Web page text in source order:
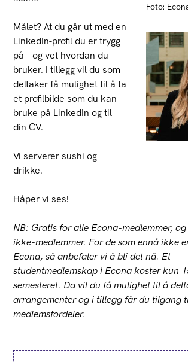
Foto:
Målet? At du går ut med en
LinkedIn-profil du er trygg
på – og vet hvordan du
bruker. I tillegg vil du som
deltaker få mulighet til å ta
et profilbilde som du kan
bruke på LinkedIn og til
din CV.
Vi serverer sushi og
drikke.
Håper vi ses!
NB: Gratis for alle Econa-medlemmer,
ikke-medlemmer. For de som ennå ikke
Econa, så anbefaler vi å bli det nå. Et
studentmedlemskap i Econa koster kun
semesteret. Da vil du få mulighet til å
arrangementer og i tillegg får du tilgang
medlemsfordeler.